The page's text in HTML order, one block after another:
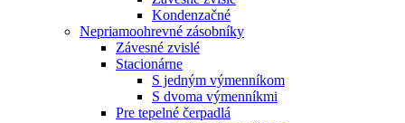
Kondenzačné
Nepriamoohrevné zásobníky
Závesné zvislé
Stacionárne
S jedným výmenníkom
S dvoma výmenníkmi
Pre tepelné čerpadlá